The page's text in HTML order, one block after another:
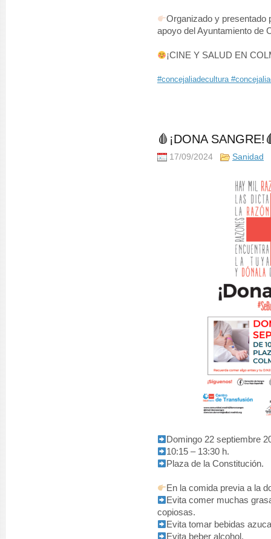
Organizado y presentado
apoyo del Ayuntamiento de
¡CINE Y SALUD EN
#concejaliadecultura
🩸¡DONA
17/09/2024 Sanidad
Domingo 22 septiembre
10:15 – 13:30 h.
Plaza de la Constitución.
En la comida previa a la
Evita comer muchas
copiosas.
Evita tomar bebidas
Evita beber alcohol.